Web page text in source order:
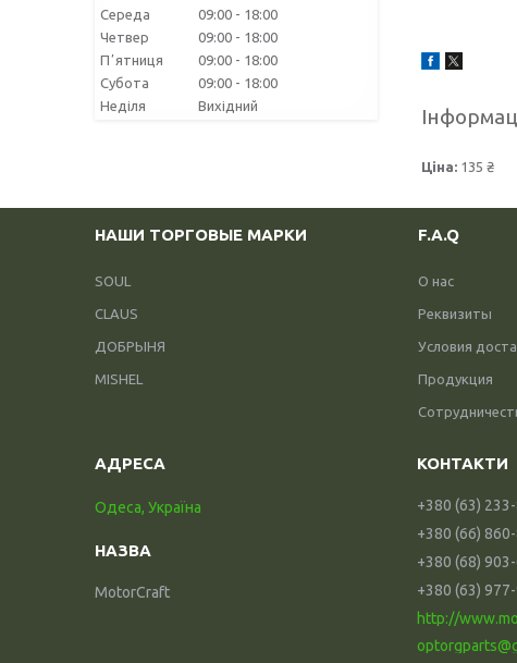
Ціна: 135 ₴
Середа
09:00
18:00
Четвер
09:00
18:00
Пʼятниця
09:00
18:00
Субота
09:00
18:00
Неділя
Вихідний
НАШИ ТОРГОВЫЕ МАРКИ
SOUL
CLAUS
ДОБРЫНЯ
MISHEL
F.A.Q
О нас
Реквизиты
Условия
Продукция
Одеса, Україна
MotorCraft
+380 (63)
+380 (66)
+380 (68)
+380 (63)
http://